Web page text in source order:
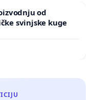
od
svinjske kuge